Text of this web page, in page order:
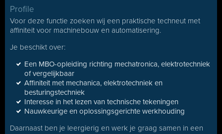
Profile
Voor deze functie zoeken wij een praktische techneut met
affiniteit voor machinebouw en automatisering.
Je beschikt over:
Een MBO-opleiding richting mechatronica, elektrotechniek
of vergelijkbaar
Affiniteit met mechanica, elektrotechniek en
besturingstechniek
Interesse in het lezen van technische tekeningen
Nauwkeurige en oplossingsgerichte werkhouding
Daarnaast ben je leergierig en werk je graag samen in een